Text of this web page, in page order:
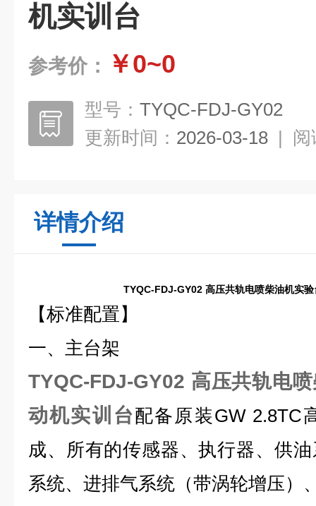
机实训台
参考价： ￥0~0
型号： TYQC-FDJ-GY02
更新时间： 2026-03-18 | 阅
详情介绍
TYQC-FDJ-GY02 高压共轨电喷柴油机实
【标准配置】
一、主台架
TYQC-FDJ-GY02 高压共轨电
动机实训台配备原装GW 2.8TC
成、所有的传感器、执行器、供
系统、进排气系统（带涡轮增压）